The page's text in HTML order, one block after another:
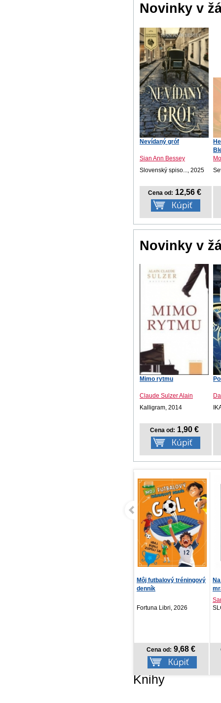
Novinky v
Nevídaný gróf
Sian Ann Bessey
Slovenský spiso..., 2025
Cena od: 12,56 €
Novinky v
Mimo rytmu
Claude Sulzer Alain
Kalligram, 2014
Cena od: 1,90 €
Môj futbalový tréningový
denník
Fortuna Libri, 2026
Cena od: 9,68 €
Knihy